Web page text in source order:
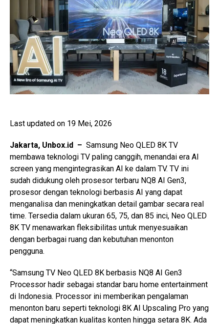
Last updated on 19 Mei, 2026
Jakarta, Unbox.id – Samsung Neo QLED 8K TV
membawa teknologi TV paling canggih, menandai era AI
screen yang mengintegrasikan AI ke dalam TV. TV ini
sudah didukung oleh prosesor terbaru NQ8 AI Gen3,
prosesor dengan teknologi berbasis AI yang dapat
menganalisa dan meningkatkan detail gambar secara real
time. Tersedia dalam ukuran 65, 75, dan 85 inci, Neo QLED
8K TV menawarkan fleksibilitas untuk menyesuaikan
dengan berbagai ruang dan kebutuhan menonton
pengguna.
“Samsung TV Neo QLED 8K berbasis NQ8 AI Gen3
Processor hadir sebagai standar baru home entertainment
di Indonesia. Processor ini memberikan pengalaman
menonton baru seperti teknologi 8K AI Upscaling Pro yang
dapat meningkatkan kualitas konten hingga setara 8K. Ada